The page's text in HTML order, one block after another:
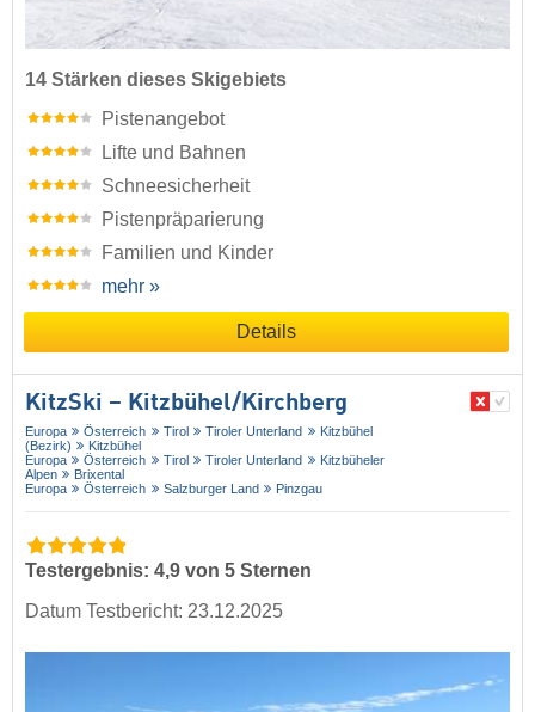
14 Stärken dieses Skigebiets
Pistenangebot
Lifte und Bahnen
Schneesicherheit
Pistenpräparierung
Familien und Kinder
mehr »
Details
KitzSki – Kitzbühel/​Kirchberg
Europa Österreich Tirol Tiroler Unterland
Kitzbühel
(Bezirk)
Kitzbühel
Europa
Österreich Tirol Tiroler Unterland
Kitzbüheler
Alpen
Brixental
Europa
Österreich Salzburger Land Pinzgau
Testergebnis: 4,9 von 5 Sternen
Datum Testbericht: 23.12.2025